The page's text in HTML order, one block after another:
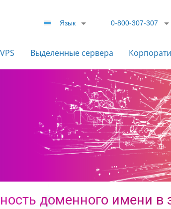
Язык 0-800-307-307
VPS Выделенные сервера
доменного имени в